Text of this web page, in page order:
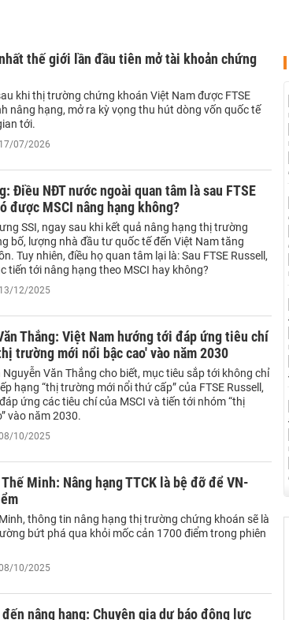
thế giới lần đầu tiên mở tài khoản chứng
khi thị trường chứng khoán Việt Nam được FTSE
nâng hạng, mở ra kỳ vọng thu hút dòng vốn quốc tế
tới.
07/2026
Điều NĐT nước ngoài quan tâm là sau FTSE
được MSCI nâng hạng không?
SSI, ngay sau khi kết quả nâng hạng thị trường
bố, lượng nhà đầu tư quốc tế đến Việt Nam tăng
Tuy nhiên, điều họ quan tâm lại là: Sau FTSE Russell,
tiến tới nâng hạng theo MSCI hay không?
12/2025
Thắng: Việt Nam hướng tới đáp ứng tiêu chí
trường mới nổi bậc cao' vào năm 2030
Văn Thắng cho biết, mục tiêu sắp tới không chỉ
hạng “thị trường mới nổi thứ cấp” của FTSE Russell,
ứng các tiêu chí của MSCI và tiến tới nhóm “thị
vào năm 2030.
10/2025
Minh: Nâng hạng TTCK là bệ đỡ để VN-
thông tin nâng hạng thị trường chứng khoán sẽ là
bứt phá qua khỏi mốc cản 1700 điểm trong phiên
10/2025
nâng hạng: Chuyên gia dự báo động lực